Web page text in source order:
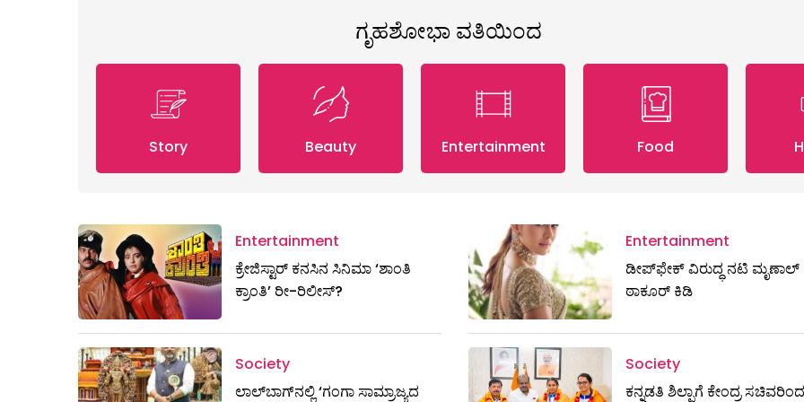
ಗೃಹಶೋಭಾ ವತಿಯಿಂದ
Story Beauty Entertainment Food
Entertainment
ಕ್ರೇಜಿಸ್ಟಾರ್ ಕನಸಿನ ಸಿನಿಮಾ ‘ಶಾಂತಿ
ಕ್ರಾಂತಿ’ ರೀ-ರಿಲೀಸ್?
Society
ಲಾಲ್‌ಬಾಗ್‌ನಲ್ಲಿ ‘ಗಂಗಾ ಸಾಮ್ರಾಜ್ಯದ
Entertainment
ಡೀಪ್‌ಫೇಕ್ ವಿರುದ್ಧ ನಟಿ ಮೃಣಾಲ್
ಠಾಕೂರ್ ಕಿಡಿ
Society
ಕನ್ನಡತಿ ಶಿಲ್ಪಾಗೆ ಕೇಂದ್ರ ಸಚಿವರಿಂದ